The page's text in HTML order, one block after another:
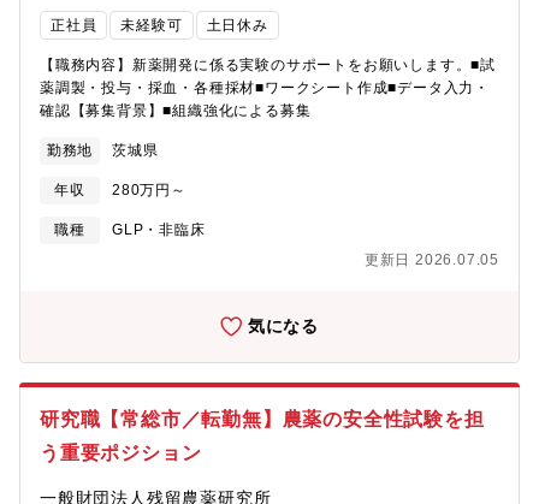
正社員 未経験可 土日休み
【職務内容】新薬開発に係る実験のサポートをお願いします。■試
薬調製・投与・採血・各種採材■ワークシート作成■データ入力・
確認【募集背景】■組織強化による募集
勤務地 茨城県
年収 280万円～
職種
GLP・非臨床
更新日 2026.07.05
気になる
研究職【常総市／転勤無】農薬の安全性試験を担
う重要ポジション
一般財団法人残留農薬研究所